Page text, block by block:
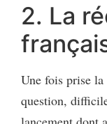
2. La
Une fois prise
question,